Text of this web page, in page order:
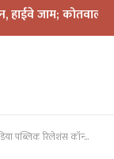
कोतवाली घेराव की
कॉन्फ्रेंस 13–15 दिसंबर तक